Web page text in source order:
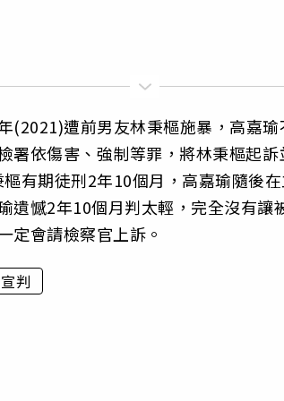
(2021)遭前男友林秉樞施暴，高嘉
署依傷害、強制等罪，將林秉樞起
有期徒刑2年10個月，高嘉瑜隨後
遺憾2年10個月判太輕，完全沒有讓
定會請檢察官上訴。
宣判